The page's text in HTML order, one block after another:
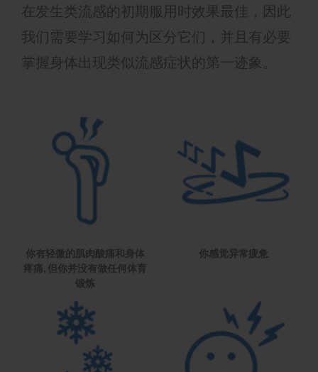
在发生类流感的初期服用时效果最佳，因此
我们需要学习如何为区分它们，并且有必要
掌握身体出现类似流感症状的第一迹象。
你有轻微的肌肉酸痛和身体
疼痛, 但你并没有做任何体育
锻炼
你感觉异常疲惫